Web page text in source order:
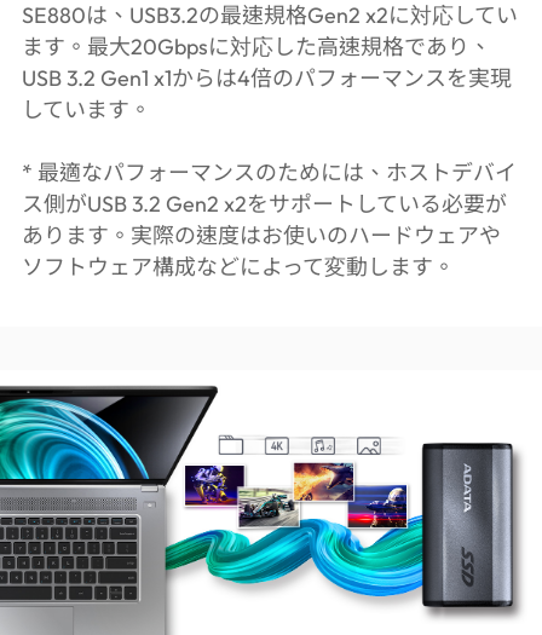
SE880は、USB3.2の最速規格Gen2 x2に対応してい
ます。最大20Gbpsに対応した高速規格であり、
USB 3.2 Gen1 x1からは4倍のパフォーマンスを実現
しています。
* 最適なパフォーマンスのためには、ホストデバイ
ス側がUSB 3.2 Gen2 x2をサポートしている必要が
あります。実際の速度はお使いのハードウェアや
ソフトウェア構成などによって変動します。